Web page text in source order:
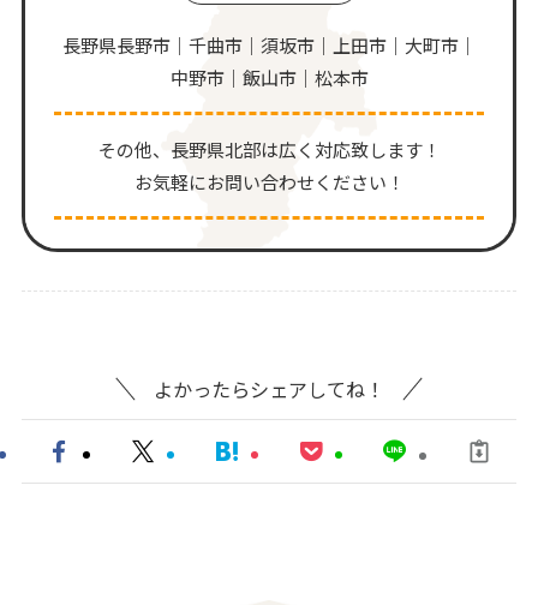
長野県長野市｜千曲市｜須坂市｜上田市｜大町市｜
中野市｜飯山市｜松本市
その他、⻑野県北部は広く対応致します！
お気軽にお問い合わせください！
よかったらシェアしてね！